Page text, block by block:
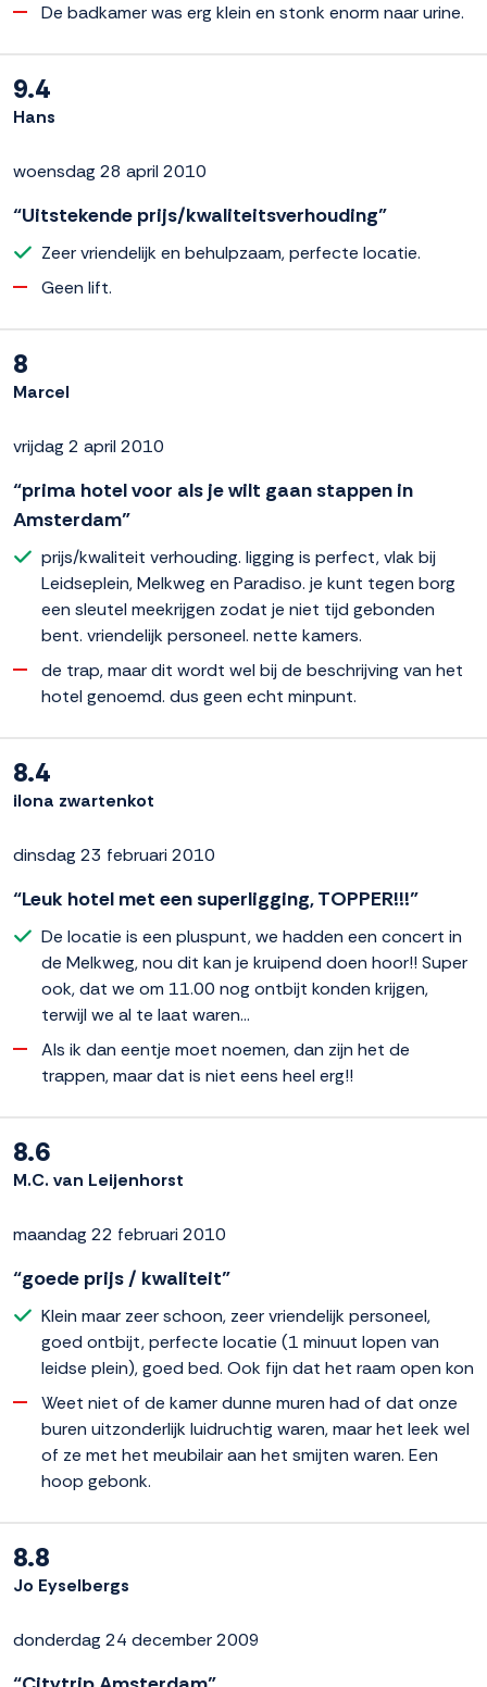
De badkamer was erg klein en stonk enorm naar urine.
9.4
Hans
woensdag 28 april 2010
“Uitstekende prijs/kwaliteitsverhouding”
Zeer vriendelijk en behulpzaam, perfecte locatie.
Geen lift.
8
Marcel
vrijdag 2 april 2010
“prima hotel voor als je wilt gaan stappen in
Amsterdam”
prijs/kwaliteit verhouding. ligging is perfect, vlak bij
Leidseplein, Melkweg en Paradiso. je kunt tegen borg
een sleutel meekrijgen zodat je niet tijd gebonden
bent. vriendelijk personeel. nette kamers.
de trap, maar dit wordt wel bij de beschrijving van het
hotel genoemd. dus geen echt minpunt.
8.4
ilona zwartenkot
dinsdag 23 februari 2010
“Leuk hotel met een superligging, TOPPER!!!”
De locatie is een pluspunt, we hadden een concert in
de Melkweg, nou dit kan je kruipend doen hoor!! Super
ook, dat we om 11.00 nog ontbijt konden krijgen,
terwijl we al te laat waren...
Als ik dan eentje moet noemen, dan zijn het de
trappen, maar dat is niet eens heel erg!!
8.6
M.C. van Leijenhorst
maandag 22 februari 2010
“goede prijs / kwaliteit”
Klein maar zeer schoon, zeer vriendelijk personeel,
goed ontbijt, perfecte locatie (1 minuut lopen van
leidse plein), goed bed. Ook fijn dat het raam open kon
Weet niet of de kamer dunne muren had of dat onze
buren uitzonderlijk luidruchtig waren, maar het leek wel
of ze met het meubilair aan het smijten waren. Een
hoop gebonk.
8.8
Jo Eyselbergs
donderdag 24 december 2009